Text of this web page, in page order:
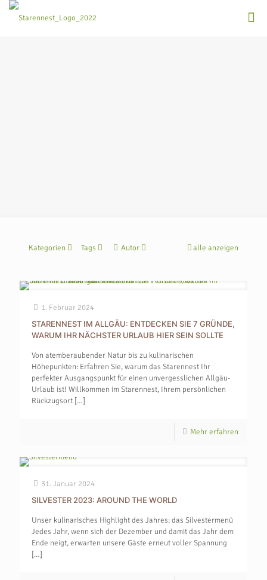
Kategorien Tags Autor alle anzeigen
1. Februar 2024
STARENNEST IM ALLGÄU: ENTDECKEN SIE 7 GRÜNDE,
WARUM IHR NÄCHSTER URLAUB HIER SEIN SOLLTE
Von atemberaubender Natur bis zu kulinarischen
Höhepunkten: Erfahren Sie, warum das Starennest Ihr
perfekter Ausgangspunkt für einen unvergesslichen Allgäu-
Urlaub ist! Willkommen im Starennest, Ihrem persönlichen
Rückzugsort […]
Mehr erfahren
31. Januar 2024
SILVESTER 2023: AROUND THE WORLD
Unser kulinarisches Highlight des Jahres: das Silvestermenü
Jedes Jahr, wenn sich der Dezember und damit das Jahr dem
Ende neigt, erwarten unsere Gäste erneut voller Spannung
[…]